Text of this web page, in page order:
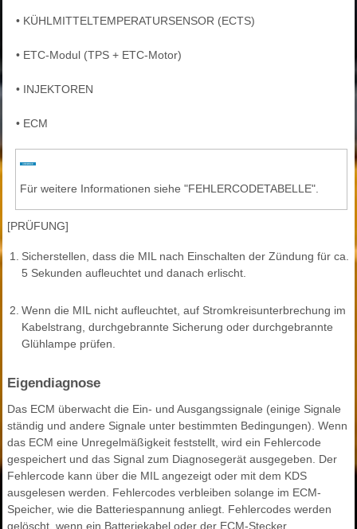
• KÜHLMITTELTEMPERATURSENSOR (ECTS)
• ETC-Modul (TPS + ETC-Motor)
• INJEKTOREN
• ECM
Für weitere Informationen siehe "FEHLERCODETABELLE".
[PRÜFUNG]
1.
Sicherstellen, dass die MIL nach Einschalten der Zündung für ca.
5 Sekunden aufleuchtet und danach erlischt.
2. Wenn die MIL nicht aufleuchtet, auf Stromkreisunterbrechung im
Kabelstrang, durchgebrannte Sicherung oder durchgebrannte
Glühlampe prüfen.
Eigendiagnose
Das ECM überwacht die Ein- und Ausgangssignale (einige Signale
ständig und andere Signale unter bestimmten Bedingungen). Wenn
das ECM eine Unregelmäßigkeit feststellt, wird ein Fehlercode
gespeichert und das Signal zum Diagnosegerät ausgegeben. Der
Fehlercode kann über die MIL angezeigt oder mit dem KDS
ausgelesen werden. Fehlercodes verbleiben solange im ECM-
Speicher, wie die Batteriespannung anliegt. Fehlercodes werden
gelöscht, wenn ein Batteriekabel oder der ECM-Stecker